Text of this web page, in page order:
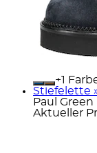
+
Stiefelette
Paul Green
Aktueller